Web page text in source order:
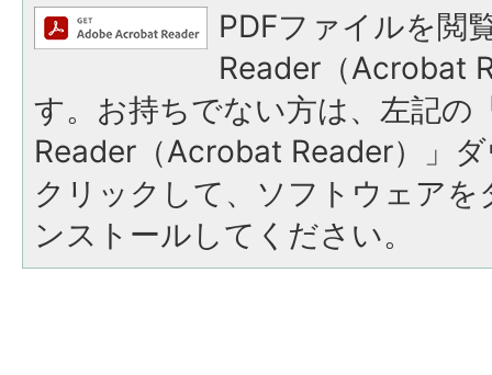
PDFファイルを閲
Reader（Acrobat
す。お持ちでない方は、左記の
Reader（Acrobat Reader）」
クリックして、ソフトウェア
ンストールしてください。